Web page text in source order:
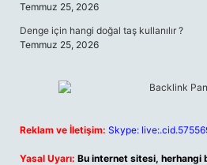
Temmuz 25, 2026
Denge için hangi doğal taş kullanılır ?
Temmuz 25, 2026
Reklam ve İletişim: Skype:
Yasal Uyarı: Bu internet sitesi, herhangi